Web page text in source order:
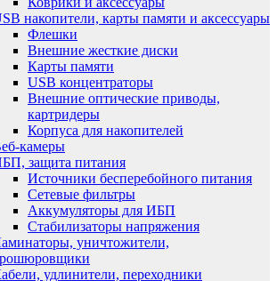
накопители, карты памяти и аксессуары
Флешки
Внешние жесткие диски
Карты памяти
USB концентраторы
Внешние оптические приводы,
картридеры
Корпуса для накопителей
камеры
защита питания
Источники бесперебойного питания
Сетевые фильтры
Аккумуляторы для ИБП
Стабилизаторы напряжения
уничтожители,
удлинители, переходники